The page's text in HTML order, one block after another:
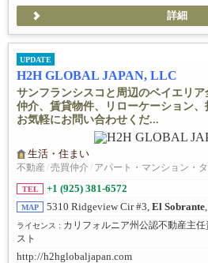
詳細
UPDATE
H2H GLOBAL JAPAN, LLC
サンフランシスコと周辺のベイエリ
仲介、賃貸物件、リローケーション、
お気軽にお問い合わせくだ...
生活・住まい
不動産/売買仲介 / アパート・マンション・
TEL +1 (925) 381-6572
MAP 5310 Ridgeview Cir #3, El Sobrante
ライセンス : カリフォルニア州公認不動産主
スト
http://h2hglobaljapan.com